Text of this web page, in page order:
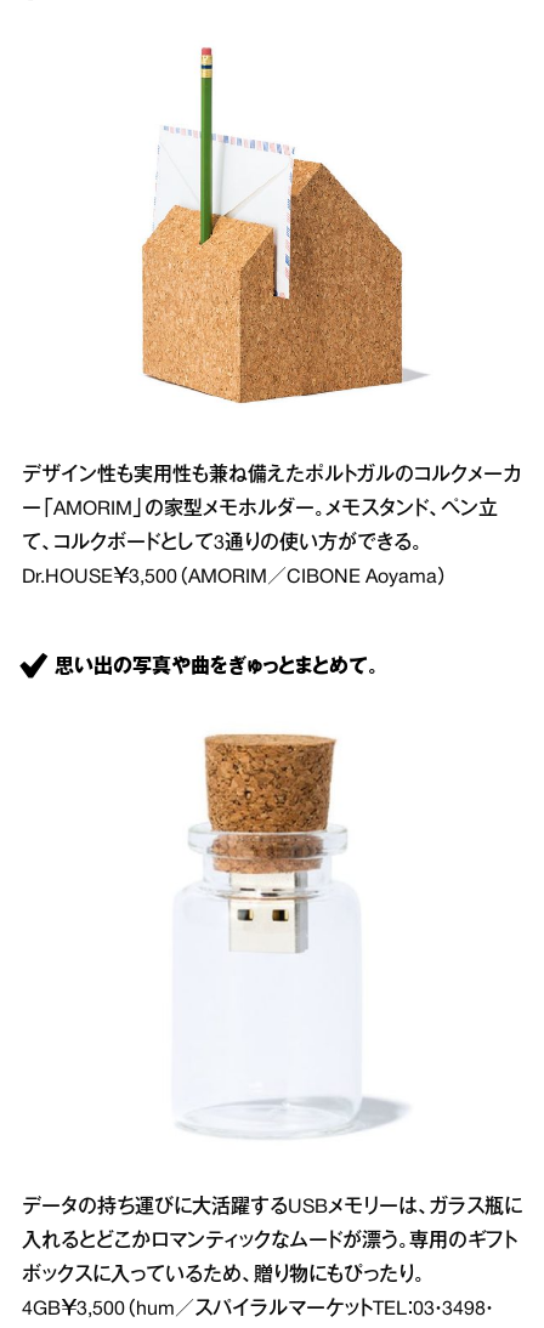
デザイン性も実用性も兼ね備えたポルトガルのコルクメーカ
ー「AMORIM」の家型メモホルダー。メモスタンド、ペン立
て、コルクボードとして3通りの使い方ができる。
Dr.HOUSE￥3,500（AMORIM／CIBONE Aoyama）
思い出の写真や曲をぎゅっとまとめて。
データの持ち運びに大活躍するUSBメモリーは、ガラス瓶に
入れるとどこかロマンティックなムードが漂う。専用のギフト
ボックスに入っているため、贈り物にもぴったり。
4GB￥3,500（hum／スパイラルマーケットTEL：03・3498・